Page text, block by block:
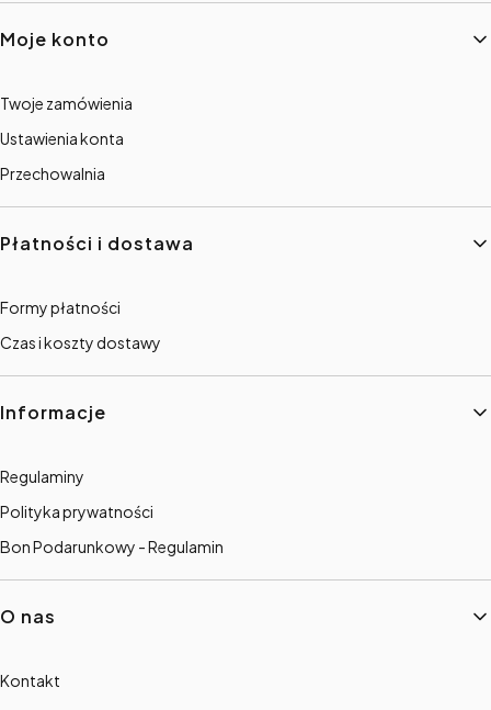
Linki w stopce
Moje konto
Twoje zamówienia
Ustawienia konta
Przechowalnia
Płatności i dostawa
Formy płatności
Czas i koszty dostawy
Informacje
Regulaminy
Polityka prywatności
Bon Podarunkowy - Regulamin
O nas
Kontakt